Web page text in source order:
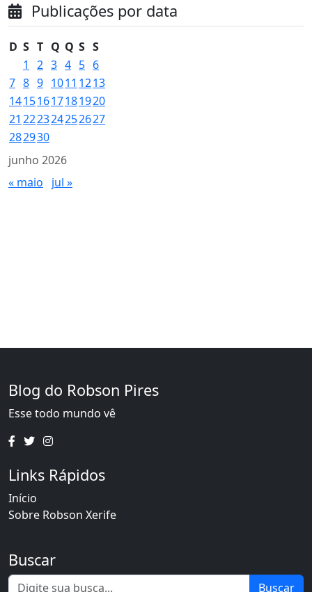
Publicações por data
junho 2026
D S T Q Q S S
1
2 3 4 5 6
7 8 9 1011 1213
14151617181920
21 222324252627
282930
« maio jul »
Blog do Robson Pires
Esse todo mundo vê
Links Rápidos
Início
Sobre Robson Xerife
Buscar
Buscar